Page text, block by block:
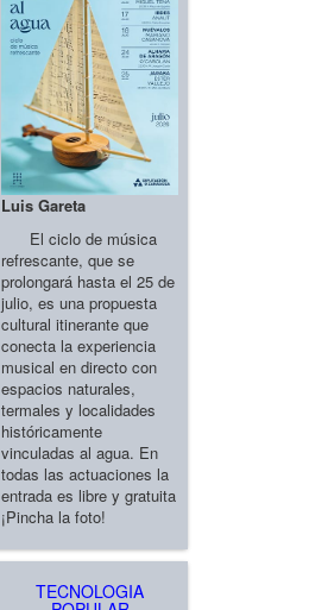
Luis Gareta
El ciclo de música
refrescante, que se
prolongará hasta el 25 de
julio, es una propuesta
cultural itinerante que
conecta la experiencia
musical en directo con
espacios naturales,
termales y localidades
históricamente
vinculadas al agua. En
todas las actuaciones la
entrada es libre y gratuita
¡Pincha la foto!
TECNOLOGIA